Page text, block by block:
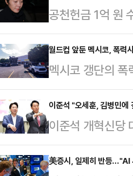
공천헌금 1억 원
체포동의안이 가
을 감안하면 사
서 발생한 것으
결을 염두에 둔
의를 열어 강 의
263명 출석에
체포…
월드컵 앞둔 멕시코, 폭
멕시코 갱단의
이 2026 북중미
따르면 셰인바움
태로 인해 월드
든 위험을 제거
해 노력하고 있
이준석 "오세훈, 김병민
이준석 개혁신당
특별시장에게 깊
조로 출퇴근 시
美증시, 일제히 반등…"AI